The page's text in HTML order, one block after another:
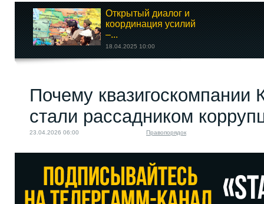
Открытый диалог и
координация усилий
–...
18.04.2025 10:00
Сталинграду и...
Почему квазигоскомпании
стали рассадником
23.04.2026 06:00 Правопорядок